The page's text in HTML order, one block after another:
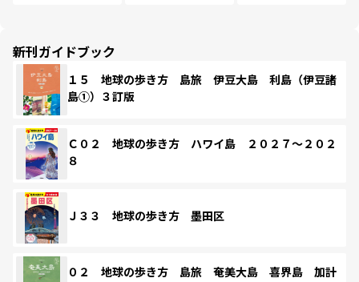
新刊ガイドブック
１５ 地球の歩き方 島旅 伊豆大島 利島（伊豆諸
島①）３訂版
Ｃ０２ 地球の歩き方 ハワイ島 ２０２７～２０２
８
Ｊ３３ 地球の歩き方 墨田区
０２ 地球の歩き方 島旅 奄美大島 喜界島 加計